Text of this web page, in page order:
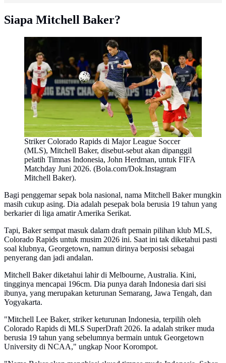
Siapa Mitchell Baker?
Striker Colorado Rapids di Major League Soccer
(MLS), Mitchell Baker, disebut-sebut akan dipanggil
pelatih Timnas Indonesia, John Herdman, untuk FIFA
Matchday Juni 2026. (Bola.com/Dok.Instagram
Mitchell Baker).
Bagi penggemar sepak bola nasional, nama Mitchell Baker mungkin
masih cukup asing. Dia adalah pesepak bola berusia 19 tahun yang
berkarier di liga amatir Amerika Serikat.
Tapi, Baker sempat masuk dalam draft pemain pilihan klub MLS,
Colorado Rapids untuk musim 2026 ini. Saat ini tak diketahui pasti
soal klubnya, Georgetown, namun dirinya berposisi sebagai
penyerang dan jadi andalan.
Mitchell Baker diketahui lahir di Melbourne, Australia. Kini,
tingginya mencapai 196cm. Dia punya darah Indonesia dari sisi
ibunya, yang merupakan keturunan Semarang, Jawa Tengah, dan
Yogyakarta.
"Mitchell Lee Baker, striker keturunan Indonesia, terpilih oleh
Colorado Rapids di MLS SuperDraft 2026. Ia adalah striker muda
berusia 19 tahun yang sebelumnya bermain untuk Georgetown
University di NCAA," ungkap Noor Korompot.